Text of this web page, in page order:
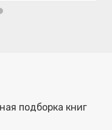
подборка книг